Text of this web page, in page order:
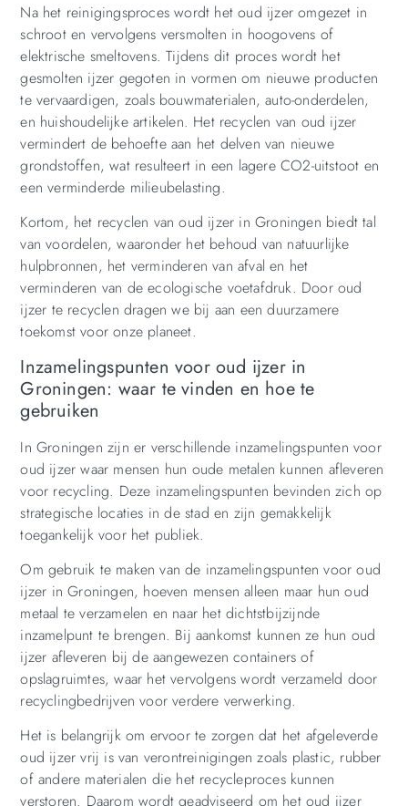
Na het reinigingsproces wordt het oud ijzer omgezet in
schroot en vervolgens versmolten in hoogovens of
elektrische smeltovens. Tijdens dit proces wordt het
gesmolten ijzer gegoten in vormen om nieuwe producten
te vervaardigen, zoals bouwmaterialen, auto-onderdelen,
en huishoudelijke artikelen. Het recyclen van oud ijzer
vermindert de behoefte aan het delven van nieuwe
grondstoffen, wat resulteert in een lagere CO2-uitstoot en
een verminderde milieubelasting.
Kortom, het recyclen van oud ijzer in Groningen biedt tal
van voordelen, waaronder het behoud van natuurlijke
hulpbronnen, het verminderen van afval en het
verminderen van de ecologische voetafdruk. Door oud
ijzer te recyclen dragen we bij aan een duurzamere
toekomst voor onze planeet.
Inzamelingspunten voor oud ijzer in
Groningen: waar te vinden en hoe te
gebruiken
In Groningen zijn er verschillende inzamelingspunten voor
oud ijzer waar mensen hun oude metalen kunnen afleveren
voor recycling. Deze inzamelingspunten bevinden zich op
strategische locaties in de stad en zijn gemakkelijk
toegankelijk voor het publiek.
Om gebruik te maken van de inzamelingspunten voor oud
ijzer in Groningen, hoeven mensen alleen maar hun oud
metaal te verzamelen en naar het dichtstbijzijnde
inzamelpunt te brengen. Bij aankomst kunnen ze hun oud
ijzer afleveren bij de aangewezen containers of
opslagruimtes, waar het vervolgens wordt verzameld door
recyclingbedrijven voor verdere verwerking.
Het is belangrijk om ervoor te zorgen dat het afgeleverde
oud ijzer vrij is van verontreinigingen zoals plastic, rubber
of andere materialen die het recycleproces kunnen
verstoren. Daarom wordt geadviseerd om het oud ijzer